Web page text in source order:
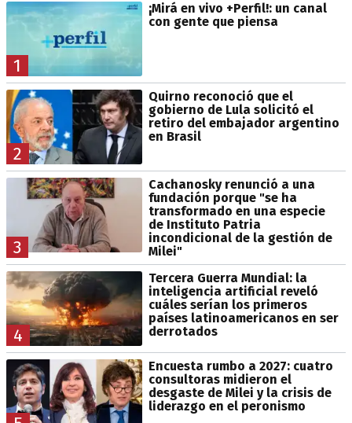
1
¡Mirá en vivo +Perfil!: un canal
con gente que piensa
2
Quirno reconoció que el
gobierno de Lula solicitó el
retiro del embajador argentino
en Brasil
3
Cachanosky renunció a una
fundación porque "se ha
transformado en una especie
de Instituto Patria
incondicional de la gestión de
Milei"
4
Tercera Guerra Mundial: la
inteligencia artificial reveló
cuáles serían los primeros
países latinoamericanos en ser
derrotados
Encuesta rumbo a 2027: cuatro
consultoras midieron el
desgaste de Milei y la crisis de
liderazgo en el peronismo